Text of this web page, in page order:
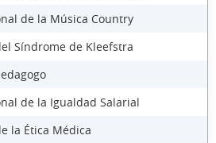
de la Música Country
Síndrome de Kleefstra
de la Igualdad Salarial
la Ética Médica